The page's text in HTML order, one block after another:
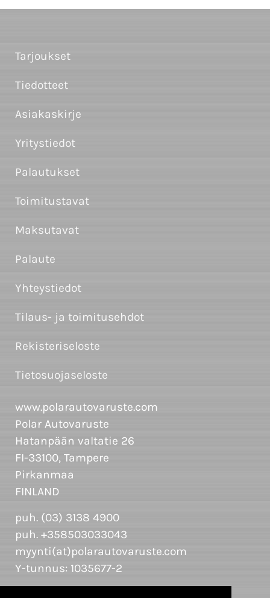
Tarjoukset
Tiedotteet
Asiakaskirje
Yritystiedot
Palautukset
Toimitustavat
Maksutavat
Palaute
Yhteystiedot
Tilaus- ja toimitusehdot
Rekisteriseloste
Tietosuojaseloste
www.polarautovaruste.com
Polar Autovaruste
Hatanpään valtatie 26
FI-33100, Tampere
Pirkanmaa
FINLAND
puh. (03) 3138 4900
puh. +358503033043
myynti(at)polarautovaruste.com
Y-tunnus: 1035677-2